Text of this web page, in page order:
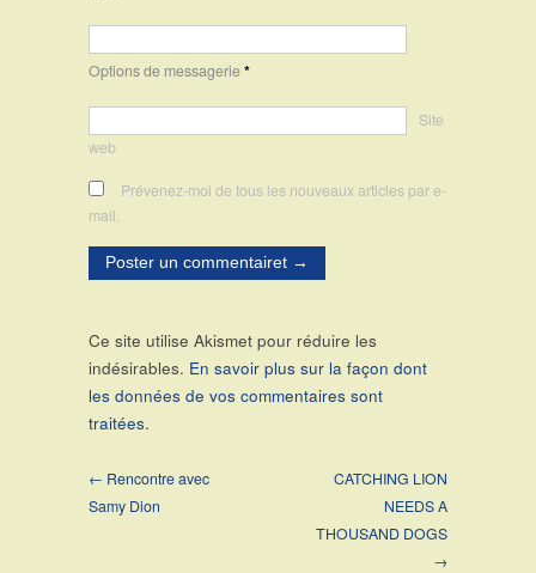
Options de messagerie*
Site
web
Prévenez-moi de tous les nouveaux articles par e-
mail.
Ce site utilise Akismet pour réduire les
indésirables. En savoir plus sur la façon dont
les données de vos commentaires sont
traitées.
← Rencontre avec
Samy Dion
CATCHING LION
NEEDS A
THOUSAND DOGS
→